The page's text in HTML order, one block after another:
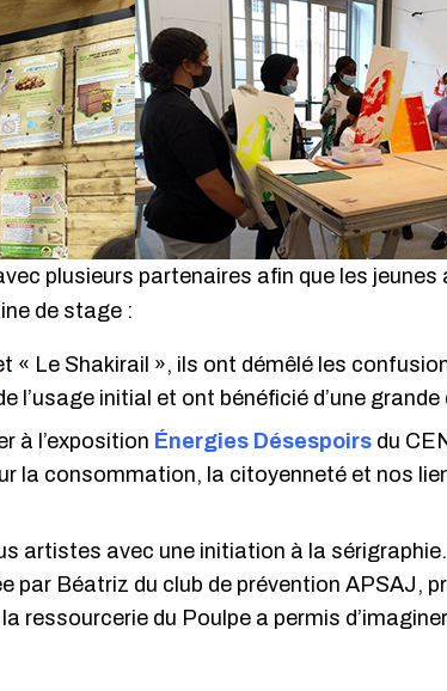
plusieurs partenaires afin que les
de stage :
« Le Shakirail », ils ont démêlé les
l’usage initial et ont bénéficié d’une grande
à l’exposition Énergies Désespoirs du
la consommation, la citoyenneté et nos
artistes avec une initiation à la
par Béatriz du club de prévention APSAJ,
ressourcerie du Poulpe a permis